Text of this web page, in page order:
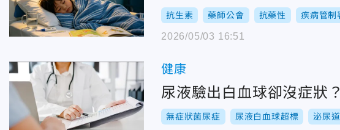
抗生素 藥師公會 抗藥性 疾病管制
2026/05/03 16:51
健康
尿液驗出白血球卻沒症狀
無症狀菌尿症 尿液白血球超標 泌尿